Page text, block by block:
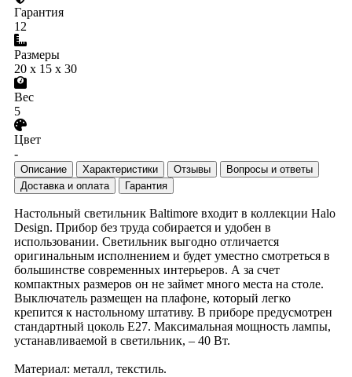
Гарантия
12
Размеры
20 x 15 x 30
Вес
5
Цвет
-
Описание Характеристики Отзывы
Вопросы и ответы
Доставка и оплата
Гарантия
Настольный светильник Baltimore входит в коллекции Halo
Design. Прибор без труда собирается и удобен в
использовании. Светильник выгодно отличается
оригинальным исполнением и будет уместно смотреться в
большинстве современных интерьеров. А за счет
компактных размеров он не займет много места на столе.
Выключатель размещен на плафоне, который легко
крепится к настольному штативу. В приборе предусмотрен
стандартный цоколь Е27. Максимальная мощность лампы,
устанавливаемой в светильник, – 40 Вт.
Материал: металл, текстиль.